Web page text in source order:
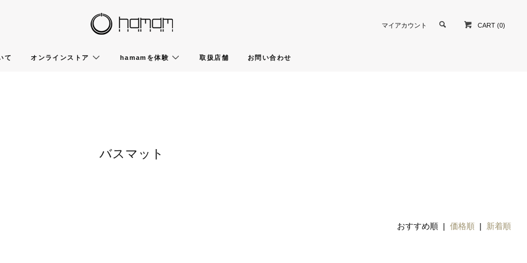
マイアカウント CART (0)
て オンラインストア hamamを体験 取扱店舗 お問い合わせ
バスマット
おすすめ順 |価格順 | 新着順